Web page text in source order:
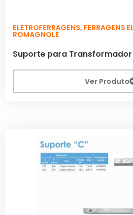
ELETROFERRAGENS, FERRAGENS
ROMAGNOLE
Suporte para Transformador
Ver Produto